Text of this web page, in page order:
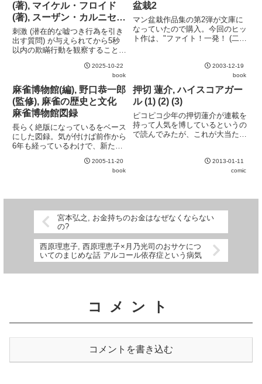
(著), マイケル・フロイド
(著), スーザン・カルニセロ
(著), ドン・テナント(著),
中里京子(訳), 交渉に使える
CIA流 嘘を見抜くテクニッ
刺激 (潜在的な嘘つき行為を引き
出す質問) が与えられてから5秒
以内の欺瞞行動を観察することで
うのは簡単だが、実践するには的
確な質問を投げかけた上で視覚情
報と聴覚情報を同時に処理する
(本書ではLookとLis...
2025-10-22
book
盆栽2
マン盆栽作品集の第2弾が文庫に
なっていたので購入。今回のヒッ
ト作は、"ファイト！一発！ (二発
2003-12-19
book
麻雀博物館(編), 野口恭一郎
(監修), 麻雀の歴史と文化
麻雀博物館図録
長らく絶版になっているをベース
にした図録。気が付けば前作から
6年も経っているわけで、新たに
雀文化を深く知る上で有益なのは
もちろんのこと、質量ともに十分
2005-11-20
book
押切 蓮介, ハイスコアガー
ル (1) (2) (3)
ピコピコ少年の押切蓮介が連載を
持って人気を博しているというの
で読んでみたが、これが大当た
が共感できる理由。特に90年代
の格闘ゲーム全盛期に学生時代を
2013-01-11
comic
宮本弘之, お金持ちのお金はなぜなくならない
の?
西原理恵子, 西原理恵子×月乃光司のおサケにつ
いてのまじめな話 アルコール依存症という病気
コメント
コメントを書き込む